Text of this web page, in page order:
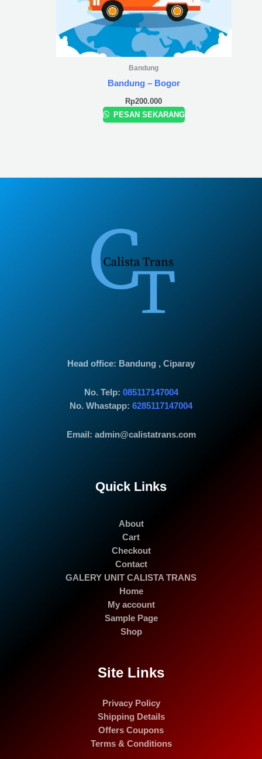
Bandung
Bandung – Bogor
Rp200.000
PESAN SEKARANG
Head office: Bandung , Ciparay
No. Telp: 085117147004
No. Whastapp: 6285117147004
Email: admin@calistatrans.com
Quick Links
About
Cart
Checkout
Contact
GALERY UNIT CALISTA TRANS
Home
My account
Sample Page
Shop
Site Links
Privacy Policy
Shipping Details
Offers Coupons
Terms & Conditions